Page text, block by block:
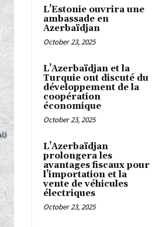
L’Estonie ouvrira une
ambassade en
Azerbaïdjan
October 23, 2025
L’Azerbaïdjan et la
Turquie ont discuté du
développement de la
coopération
économique
October 23, 2025
L’Azerbaïdjan
prolongera les
avantages fiscaux pour
l’importation et la
vente de véhicules
électriques
October 23, 2025